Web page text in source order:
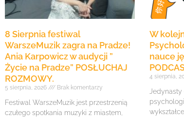
8 Sierpnia festiwal
WarszeMuzik zagra na Pradze!
Ania Karpowicz w audycji ”
Życie na Pradze” POSŁUCHAJ
ROZMOWY.
5 sierpnia, 2026 Brak komentarzy
Festiwal WarszeMuzik jest przestrzenią
czułego spotkania muzyki z miastem,
W
nauce
4 sierpnia,